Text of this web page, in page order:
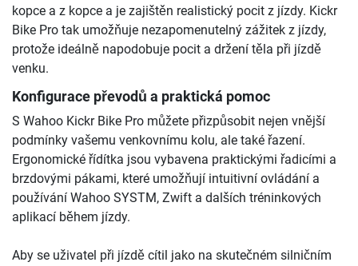
kopce a z kopce a je zajištěn realistický pocit z jízdy. Kickr
Bike Pro tak umožňuje nezapomenutelný zážitek z jízdy,
protože ideálně napodobuje pocit a držení těla při jízdě
venku.
Konfigurace převodů a praktická pomoc
S Wahoo Kickr Bike Pro můžete přizpůsobit nejen vnější
podmínky vašemu venkovnímu kolu, ale také řazení.
Ergonomické řídítka jsou vybavena praktickými řadicími a
brzdovými pákami, které umožňují intuitivní ovládání a
používání Wahoo SYSTM, Zwift a dalších tréninkových
aplikací během jízdy.
Aby se uživatel při jízdě cítil jako na skutečném silničním